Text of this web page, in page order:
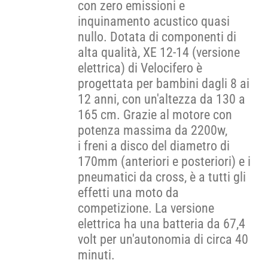
con zero emissioni e
inquinamento acustico quasi
nullo. Dotata di componenti di
alta qualità, XE 12-14 (versione
elettrica) di Velocifero è
progettata per bambini dagli 8 ai
12 anni, con un'altezza da 130 a
165 cm. Grazie al motore con
potenza massima da 2200w,
i freni a disco del diametro di
170mm (anteriori e posteriori) e i
pneumatici da cross, è a tutti gli
effetti una moto da
competizione. La versione
elettrica ha una batteria da 67,4
volt per un'autonomia di circa 40
minuti.